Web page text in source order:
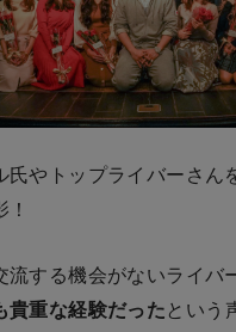
氏やトップライバーさん
流する機会がないライバ
貴重な経験だった という